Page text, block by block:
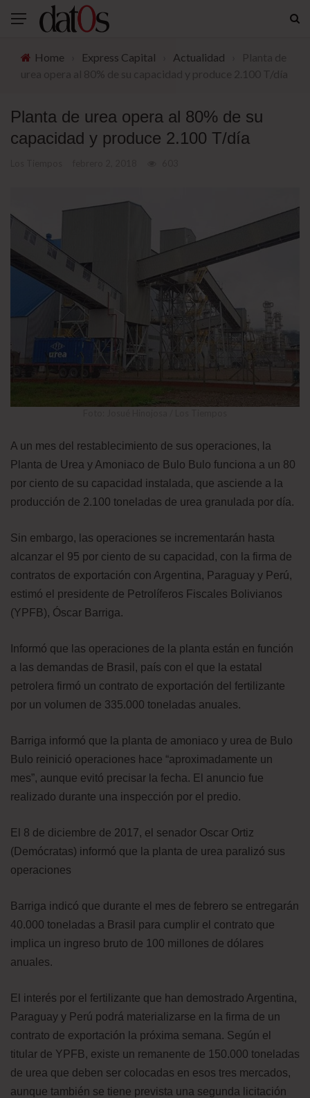
Home Express Capital Actualidad
Planta de urea opera al 80% de su
capacidad y produce 2.100 T/día
A un mes del restablecimiento de sus operaciones, la
Planta de Urea y Amoniaco de Bulo Bulo funciona a un 80
por ciento de su capacidad instalada, que asciende a la
producción de 2.100 toneladas de urea granulada por día.
Sin embargo, las operaciones se incrementarán hasta
alcanzar el 95 por ciento de su capacidad, con la firma de
contratos de exportación con Argentina, Paraguay y Perú,
estimó el presidente de Petrolíferos Fiscales Bolivianos
(YPFB), Óscar Barriga.
Informó que las operaciones de la planta están en función
a las demandas de Brasil, país con el que la estatal
petrolera firmó un contrato de exportación del fertilizante
por un volumen de 335.000 toneladas anuales.
Barriga informó que la planta de amoniaco y urea de Bulo
Bulo reinició operaciones hace “aproximadamente un
mes”, aunque evitó precisar la fecha. El anuncio fue
realizado durante una inspección por el predio.
El 8 de diciembre de 2017, el senador Oscar Ortiz
(Demócratas) informó que la planta de urea paralizó sus
operaciones
Barriga indicó que durante el mes de febrero se entregarán
40.000 toneladas a Brasil para cumplir el contrato que
implica un ingreso bruto de 100 millones de dólares
anuales.
El interés por el fertilizante que han demostrado Argentina,
Paraguay y Perú podrá materializarse en la firma de un
contrato de exportación la próxima semana. Según el
titular de YPFB, existe un remanente de 150.000 toneladas
de urea que deben ser colocadas en esos tres mercados,
aunque también se tiene prevista una segunda licitación